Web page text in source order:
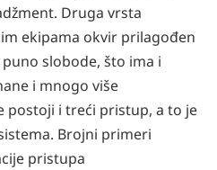
Druga vrsta
ekipama okvir prilagođen
slobode, što ima i
i mnogo više
postoji i treći pristup, a to je
Brojni primeri
pristupa